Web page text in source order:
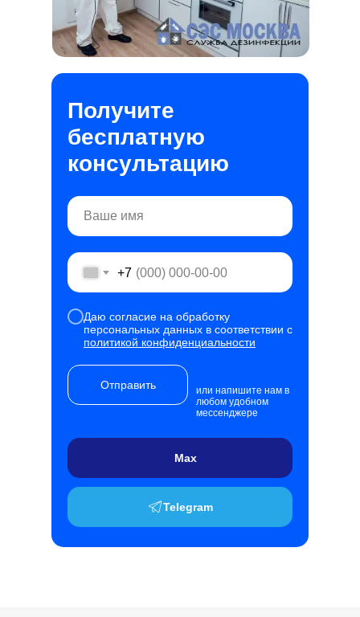
Получите
бесплатную
консультацию
+7
Даю согласие на обработку
персональных данных в соответствии с
политикой конфиденциальности
Отправить
Telegram
Max
или напишите нам в
любом удобном
мессенджере